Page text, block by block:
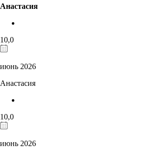
Анастасия
10,0
июнь 2026
Анастасия
10,0
июнь 2026